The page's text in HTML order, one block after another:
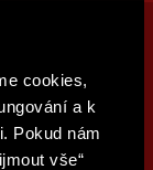
cookies,
a k
Pokud nám
vše“